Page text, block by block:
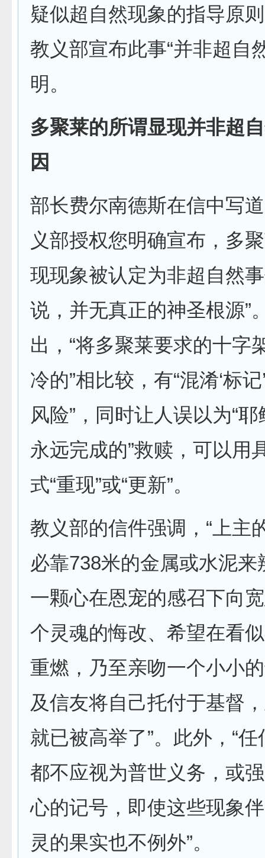
疑似超自然现象的指导原
教义部宣布此事“并非超自
明。
多聚莱的所谓显现并非超
因
部长费尔南德斯在信中写
义部授权您明确宣布，多
现现象被认定为非超自然
说，并无真正的神圣根源”
出，“将多聚莱要求的十字
冷的”相比较，有“混淆‘标记
风险”，同时让人误以为“
永远完成的”救赎，可以用
式“重现”或“更新”。
教义部的信件强调，“上主
必靠738米的金属或水泥来
一颗心在恩宠的感召下向
个灵魂的悔改、希望在看
重燃，乃至亲吻一个小小
及信友将自己托付于基督
就已被高举了”。此外，“
都不应视为普世义务，或
心的记号，即使这些现象
灵的果实也不例外”。